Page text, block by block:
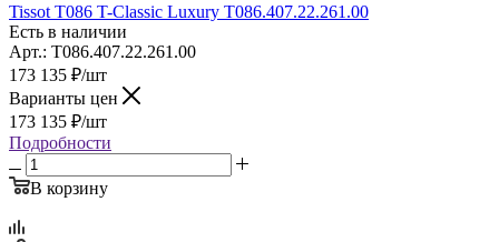
Tissot T086 T-Classic Luxury T086.407.22.261.00
Есть в наличии
Арт.: T086.407.22.261.00
173 135 ₽/шт
Варианты цен
173 135 ₽/шт
Подробности
В корзину